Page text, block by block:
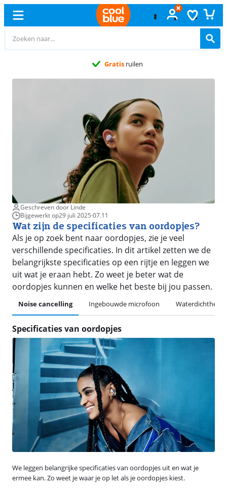
Gratis ruilen
Geschreven door Linde
Bijgewerkt op29 juli 2025·07.11
Wat zijn de specificaties van oordopjes?
Als je op zoek bent naar oordopjes, zie je veel
verschillende specificaties. In dit artikel zetten we de
belangrijkste specificaties op een rijtje en leggen we
uit wat je eraan hebt. Zo weet je beter wat de
oordopjes kunnen en welke het beste bij jou passen.
Noise cancelling Ingebouwde microfoon Waterdichtheid
Specificaties van oordopjes
We leggen belangrijke specificaties van oordopjes uit en wat je
ermee kan. Zo weet je waar je op let als je oordopjes kiest.